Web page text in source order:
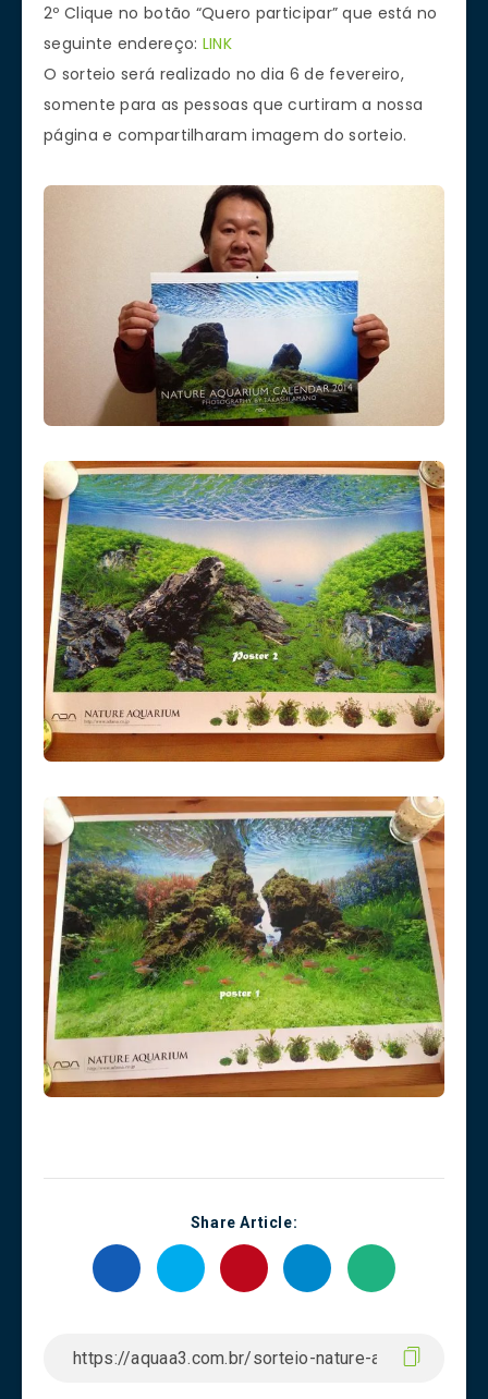
2º Clique no botão “Quero participar” que está no
seguinte endereço: LINK
O sorteio será realizado no dia 6 de fevereiro,
somente para as pessoas que curtiram a nossa
página e compartilharam imagem do sorteio.
Share Article: